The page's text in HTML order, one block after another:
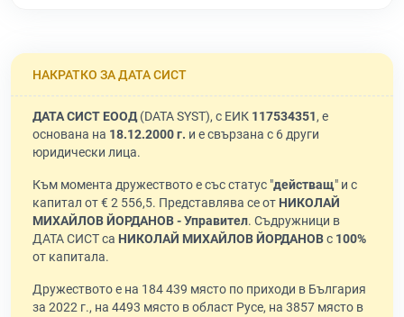
НАКРАТКО ЗА ДАТА СИСТ
ДАТА СИСТ ЕООД(DATA SYST), с ЕИК 117534351, е
основана на 18.12.2000 г. и е свързана с 6 други
юридически лица.
Към момента дружеството е със статус "действащ" и с
капитал от € 2 556,5. Представлява се от НИКОЛАЙ
МИХАЙЛОВ ЙОРДАНОВ - Управител. Съдружници в
ДАТА СИСТ са НИКОЛАЙ МИХАЙЛОВ ЙОРДАНОВс 100%
от капитала.
Дружеството е на 184 439 място по приходи в България
за 2022 г., на 4493 място в област Русе, на 3857 място в